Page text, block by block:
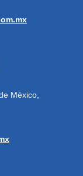
México,